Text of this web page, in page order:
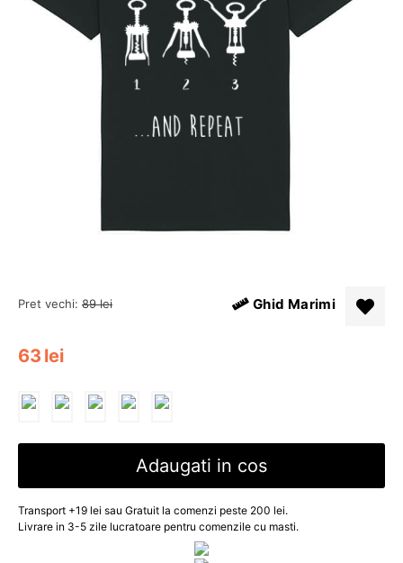
Pret vechi: 89 lei
63 lei
Ghid Marimi
Adaugati in cos
Transport +19 lei sau Gratuit la comenzi peste 200 lei.
Livrare in 3-5 zile lucratoare pentru comenzile cu masti.